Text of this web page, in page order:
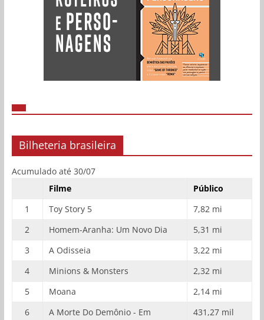
Bilheteria brasileira
Acumulado até 30/07
Filme
Público
1
Toy Story 5
7,82 mi
2
Homem-Aranha: Um Novo Dia
5,31 mi
3
A Odisseia
3,22 mi
4
Minions & Monsters
2,32 mi
5
Moana
2,14 mi
6
A Morte Do Demônio - Em
431,27 mil